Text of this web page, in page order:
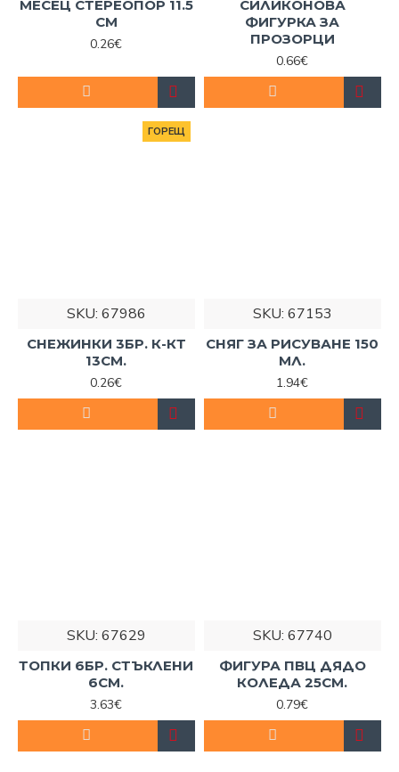
МЕСЕЦ СТЕРЕОПОР 11.5
СМ
0.26€
СИЛИКОНОВА
ФИГУРКА ЗА
ПРОЗОРЦИ
0.66€
ГОРЕЩ
SKU: 67986
СНЕЖИНКИ 3БР. К-КТ
13СМ.
0.26€
SKU: 67153
СНЯГ ЗА РИСУВАНЕ 150
МЛ.
1.94€
SKU: 67629
ТОПКИ 6БР. СТЪКЛЕНИ
6СМ.
3.63€
SKU: 67740
ФИГУРА ПВЦ ДЯДО
КОЛЕДА 25СМ.
0.79€